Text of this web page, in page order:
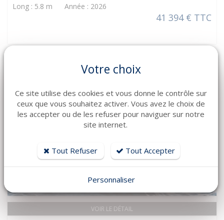
Long : 5.8 m Année : 2026
41 394 € TTC
VOIR LE DÉTAIL
Votre choix
Ce site utilise des cookies et vous donne le contrôle sur
ceux que vous souhaitez activer. Vous avez le choix de
les accepter ou de les refuser pour naviguer sur notre
site internet.
Tout Refuser Tout Accepter
Personnaliser